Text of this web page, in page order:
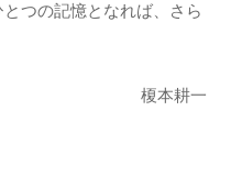
つの記憶となれば、さら
榎本耕一